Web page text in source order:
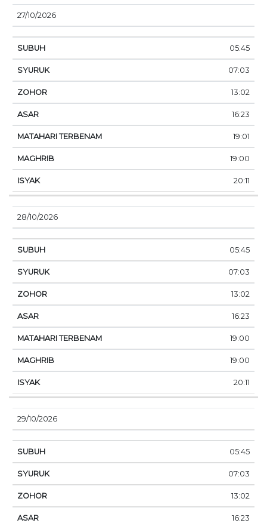
27/10/2026
05:45
07:03
13:02
16:23
19:01
19:00
20:11
28/10/2026
05:45
07:03
13:02
16:23
19:00
19:00
20:11
29/10/2026
05:45
07:03
13:02
16:23